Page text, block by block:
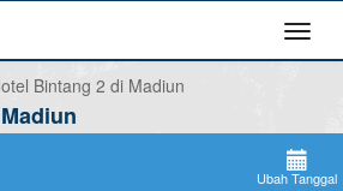
Bintang 2 di Madiun
Ubah Tanggal